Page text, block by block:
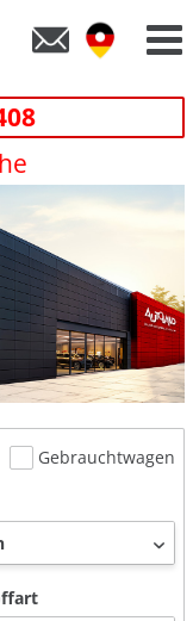
Gebrauchtwagen